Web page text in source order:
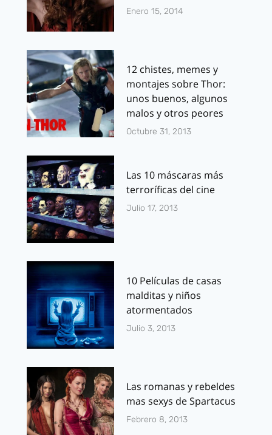
Enero 15, 2014
12 chistes, memes y
montajes sobre Thor:
unos buenos, algunos
malos y otros peores
Octubre 31, 2013
Las 10 máscaras más
terroríficas del cine
Julio 17, 2013
10 Películas de casas
malditas y niños
atormentados
Julio 3, 2013
Las romanas y rebeldes
mas sexys de Spartacus
Febrero 8, 2013